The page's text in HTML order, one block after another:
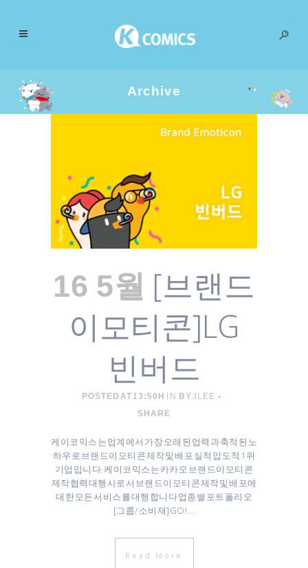
Archive
16 5월 [브랜드
이모티콘]LG
빈버드
POSTED AT 13:50H IN BYJLEE
SHARE
케이코믹스는 업계에서 가장 오래된 업력과 축적된 노
하우로 브랜드이모티콘 제작 및 배포 실적 압도적 1위
기업입니다. 케이코믹스는 카카오 브랜드이모티콘
제작협력대행사로서 브랜드이모티콘 제작 및 배포에
대한 모든 서비스를 대행합니다 업종별 포트폴리오
[그룹/소비재]GO! ...
Read More